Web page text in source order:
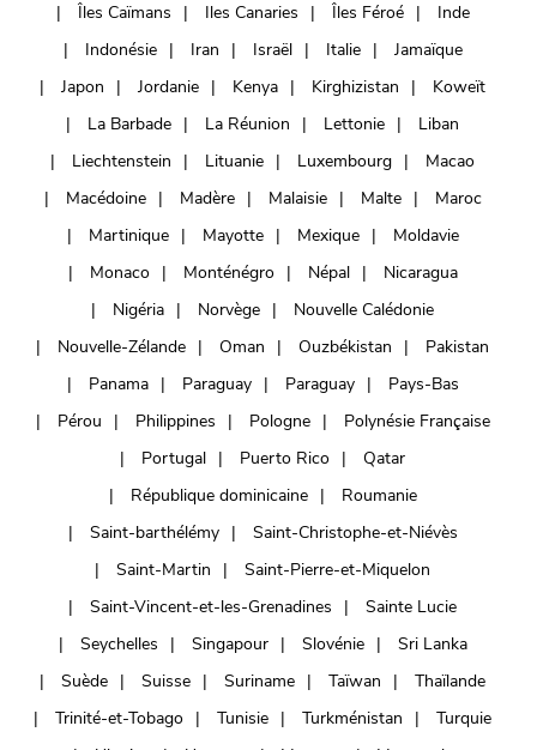
Îles Caïmans
Iles Canaries Îles Féroé
Inde
Indonésie
Iran Israël Italie
Jamaïque
Japon
Jordanie Kenya Kirghizistan
Koweït
La Barbade
La Réunion Lettonie
Liban
Liechtenstein
Lituanie Luxembourg
Macao
Macédoine
Madère Malaisie Malte
Maroc
Martinique
Mayotte Mexique
Moldavie
Monaco
Monténégro Népal
Nicaragua
Nigéria
Norvège
Nouvelle Calédonie
Nouvelle-Zélande
Oman Ouzbékistan
Pakistan
Panama
Paraguay Paraguay
Pays-Bas
Pérou
Philippines Pologne
Polynésie Française
Portugal
Puerto Rico
Qatar
République dominicaine
Roumanie
Saint-barthélémy
Saint-Christophe-et-Niévès
Saint-Martin
Saint-Pierre-et-Miquelon
Saint-Vincent-et-les-Grenadines
Sainte Lucie
Seychelles
Singapour Slovénie
Sri Lanka
Suède
Suisse Suriname Taïwan
Thaïlande
Trinité-et-Tobago
Tunisie Turkménistan
Turquie